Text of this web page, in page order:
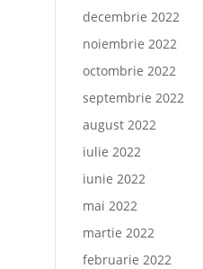
decembrie 2022
noiembrie 2022
octombrie 2022
septembrie 2022
august 2022
iulie 2022
iunie 2022
mai 2022
martie 2022
februarie 2022